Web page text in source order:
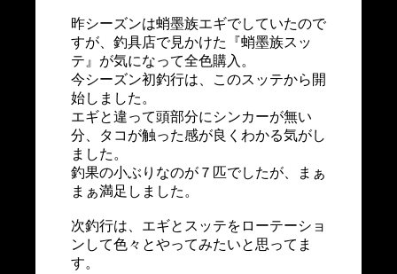
昨シーズンは蛸墨族エギでしていたので
すが、釣具店で見かけた『蛸墨族スッ
テ』が気になって全色購入。
今シーズン初釣行は、このスッテから開
始しました。
エギと違って頭部分にシンカーが無い
分、タコが触った感が良くわかる気がし
ました。
釣果の小ぶりなのが７匹でしたが、まぁ
まぁ満足しました。
次釣行は、エギとスッテをローテーショ
ンして色々とやってみたいと思ってま
す。